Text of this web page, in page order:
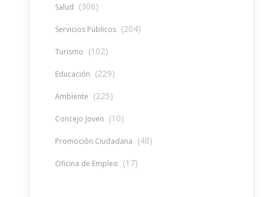
Salud (306)
Servicios Públicos (204)
Turismo (102)
Educación (229)
Ambiente (225)
Concejo Joven (10)
Promoción Ciudadana (48)
Oficina de Empleo (17)